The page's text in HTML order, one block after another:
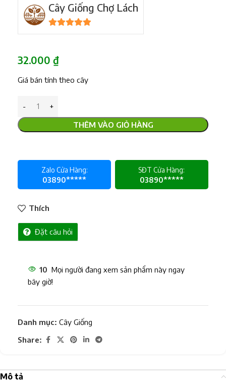
Cây Giống Chợ Lách
5trên 5
32.000 ₫
Giá bán tính theo cây
THÊM VÀO GIỎ HÀNG
Zalo Cửa Hàng:
03890*****
SĐT Cửa Hàng:
03890*****
Thích
Đặt câu hỏi
10 Mọi người đang xem sản phẩm này ngay
bây giờ!
Danh mục: Cây Giống
Share:
Mô tả